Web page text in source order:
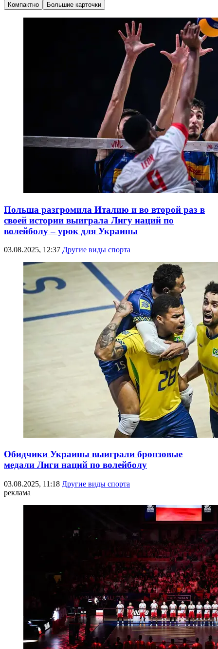
Компактно Большие карточки
Польша разгромила Италию и во второй раз в
своей истории выиграла Лигу наций по
волейболу – урок для Украины
03.08.2025, 12:37 Другие виды спорта
Обидчики Украины выиграли бронзовые
медали Лиги наций по волейболу
03.08.2025, 11:18 Другие виды спорта
реклама